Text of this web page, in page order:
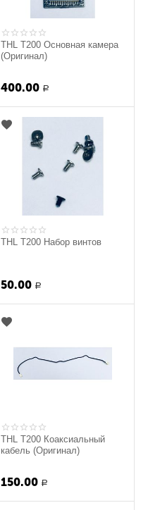
THL T200 Основная камера
(Оригинал)
400.00 Р
THL T200 Набор винтов
50.00 Р
THL T200 Коаксиальный
кабель (Оригинал)
150.00 Р